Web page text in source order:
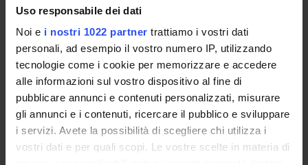
Uso responsabile dei dati
Noi e i nostri 1022 partner trattiamo i vostri dati
personali, ad esempio il vostro numero IP, utilizzando
tecnologie come i cookie per memorizzare e accedere
alle informazioni sul vostro dispositivo al fine di
pubblicare annunci e contenuti personalizzati, misurare
gli annunci e i contenuti, ricercare il pubblico e sviluppare
i servizi. Avete la possibilità di scegliere chi utilizza i
vostri dati e per quali scopi. Le vostre scelte in materia di
sociale in ambito pubblico e privato e la metodologia di
accertamento ai fini idoneativi
SCHEDA DEL CORSO
Tipo di corso
Scuole di specializzazione